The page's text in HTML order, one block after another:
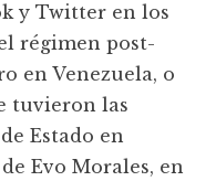
y Twitter en los
régimen post-
en Venezuela, o
tuvieron las
Estado en
Evo Morales, en